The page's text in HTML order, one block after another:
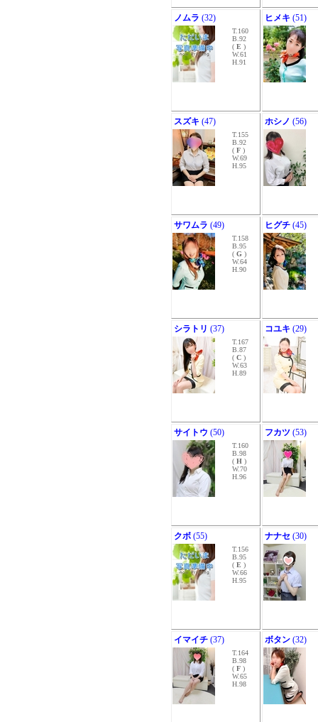
ノムラ (32)
T.160
B.92
( E )
W.61
H.91
ヒメキ (51)
スズキ (47)
T.155
B.92
( F )
W.69
H.95
ホシノ (56)
サワムラ (49)
T.158
B.95
( G )
W.64
H.90
ヒグチ (45)
シラトリ (37)
T.167
B.87
( C )
W.63
H.89
コユキ (29)
サイトウ (50)
T.160
B.98
( H )
W.70
H.96
フカツ (53)
クボ (55)
T.156
B.95
( E )
W.66
H.95
ナナセ (30)
イマイチ (37)
T.164
B.98
( F )
W.65
H.98
ボタン (32)